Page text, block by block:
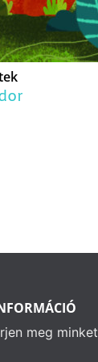
meg minket